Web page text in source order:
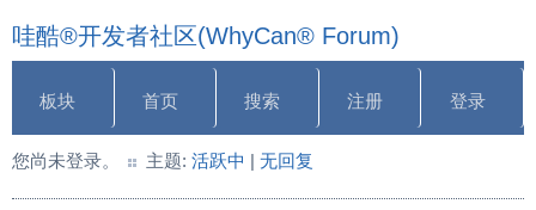
哇酷®开发者社区(WhyCan® Forum)
板块 首页 搜索 注册 登录
您尚未登录。 主题: 活跃中 | 无回复